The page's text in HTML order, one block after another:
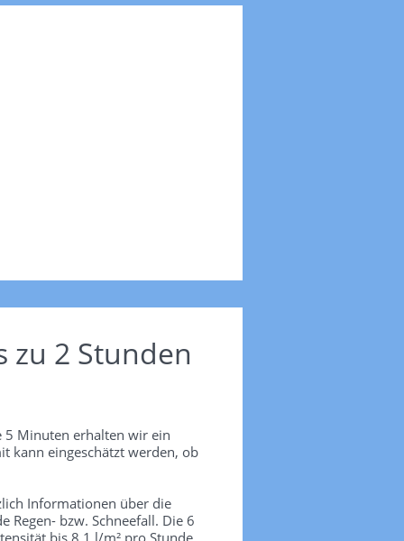
zu 2 Stunden
5 Minuten erhalten wir ein
kann eingeschätzt werden, ob
Informationen über die
Regen- bzw. Schneefall. Die 6
bis 8.1 l/m² pro Stunde.